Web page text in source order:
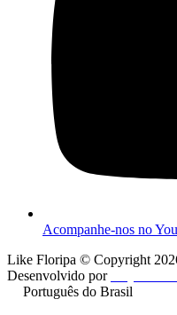
Acompanhe-nos no
Like Floripa © Copyright
Desenvolvido por
Português do Brasil